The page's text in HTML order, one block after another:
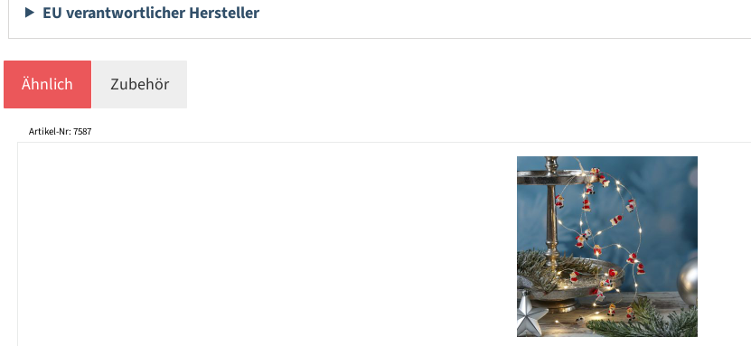
EU verantwortlicher Hersteller
Ähnlich Zubehör
Produktgalerie überspringen
Artikel-Nr: 7587